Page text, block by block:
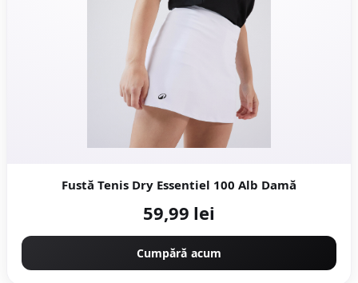
Fustă Tenis Dry Essentiel 100 Alb Damă
59,99 lei
Cumpără acum